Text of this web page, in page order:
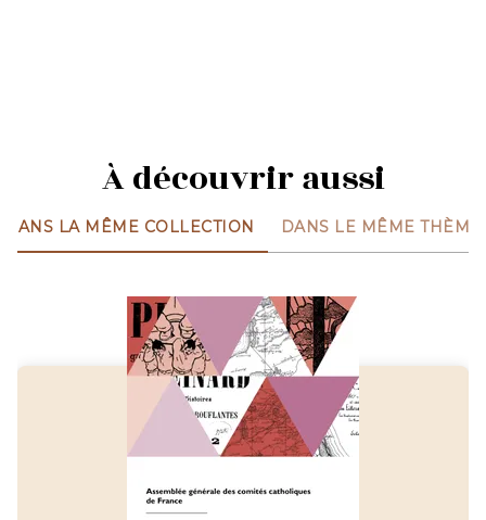
À découvrir aussi
DANS LA MÊME COLLECTION DANS LE MÊME THÈME